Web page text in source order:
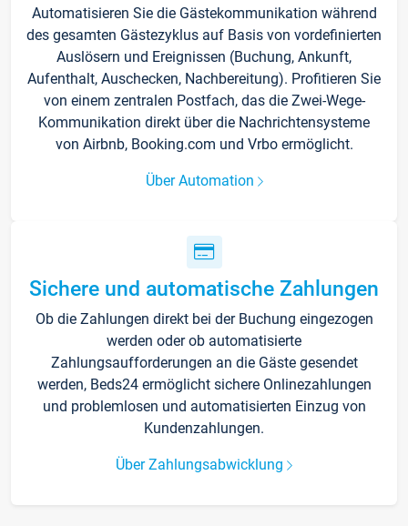
Automatisieren Sie die Gästekommunikation während
des gesamten Gästezyklus auf Basis von vordefinierten
Auslösern und Ereignissen (Buchung, Ankunft,
Aufenthalt, Auschecken, Nachbereitung). Profitieren Sie
von einem zentralen Postfach, das die Zwei-Wege-
Kommunikation direkt über die Nachrichtensysteme
von Airbnb, Booking.com und Vrbo ermöglicht.
Über Automation
Sichere und automatische Zahlungen
Ob die Zahlungen direkt bei der Buchung eingezogen
werden oder ob automatisierte
Zahlungsaufforderungen an die Gäste gesendet
werden, Beds24 ermöglicht sichere Onlinezahlungen
und problemlosen und automatisierten Einzug von
Kundenzahlungen.
Über Zahlungsabwicklung